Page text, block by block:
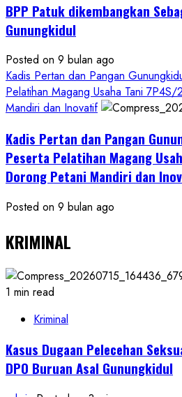
BPP Patuk dikembangkan
Gunungkidul
Posted on 9 bulan ago
Kadis Pertan dan Pangan
Pelatihan Magang Usaha Tani
Mandiri dan Inovatif
Kadis Pertan dan Pangan
Peserta Pelatihan Magang
Dorong Petani Mandiri dan
Posted on 9 bulan ago
KRIMINAL
1 min read
Kriminal
Kasus Dugaan Pelecehan
DPO Buruan Asal Gunungkidul